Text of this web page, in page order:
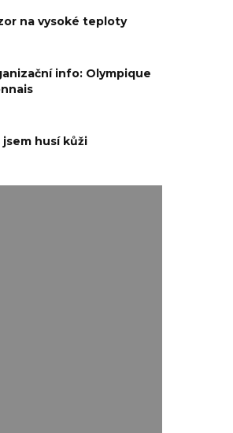
na vysoké teploty
info: Olympique
jsem husí kůži